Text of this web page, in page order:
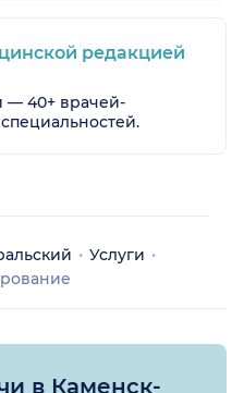
редакцией
— 40+ врачей-
Услуги
в Каменск-